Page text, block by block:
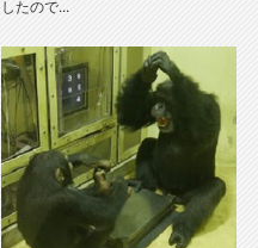
したので...